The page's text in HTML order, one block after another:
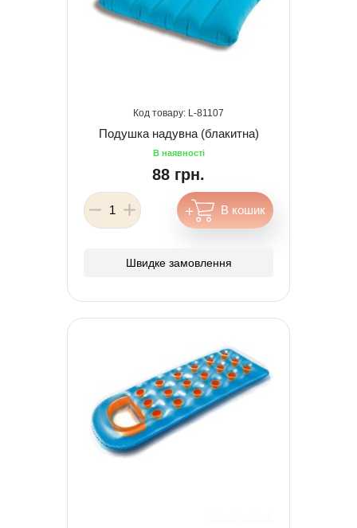
81107
Подушка надувна (блакитна)
88 грн.
Швидке замовлення